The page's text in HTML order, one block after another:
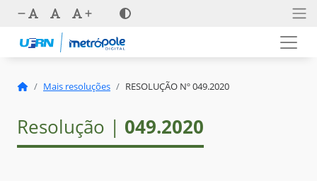
Mais resoluções RESOLUÇÃO Nº 049.2020
Resolução | 049.2020